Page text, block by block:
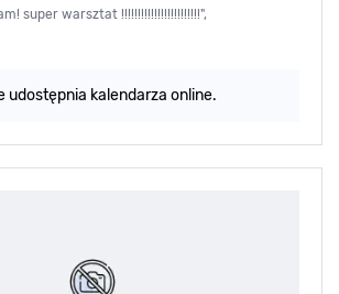
super warsztat !!!!!!!!!!!!!!!!!!!!!!!!",
udostępnia kalendarza online.